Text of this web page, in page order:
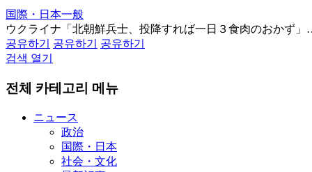
国際・日本一般
ウクライナ「北朝鮮兵士、投降すれば一日３食肉のおかず
공유하기
공유하기
공유하기
검색 열기
전체 카테고리 메뉴
ニュース
政治
国際・日本
社会・文化